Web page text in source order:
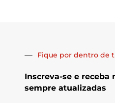
Fique por dentro de
Inscreva-se e receba
sempre atualizadas